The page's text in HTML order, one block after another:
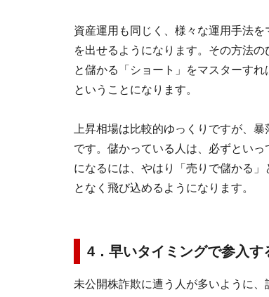
資産運用も同じく、様々な運用手法
を出せるようになります。その方法
と儲かる「ショート」をマスターす
ということになります。
上昇相場は比較的ゆっくりですが、
です。儲かっている人は、必ずとい
になるには、やはり「売りで儲かる
となく飛び込めるようになります。
4．早いタイミングで参入す
未公開株詐欺に遭う人が多いように